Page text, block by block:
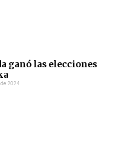
ganó las elecciones
2024